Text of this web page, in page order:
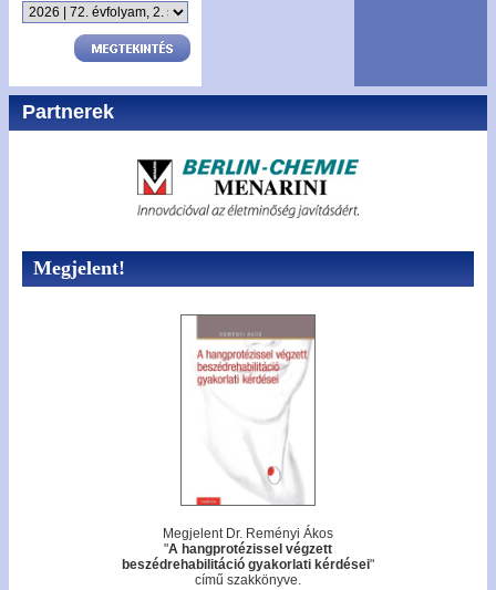
Partnerek
Megjelent!
Megjelent Dr. Reményi Ákos
"A hangprotézissel végzett
beszédrehabilitáció gyakorlati kérdései"
című szakkönyve.